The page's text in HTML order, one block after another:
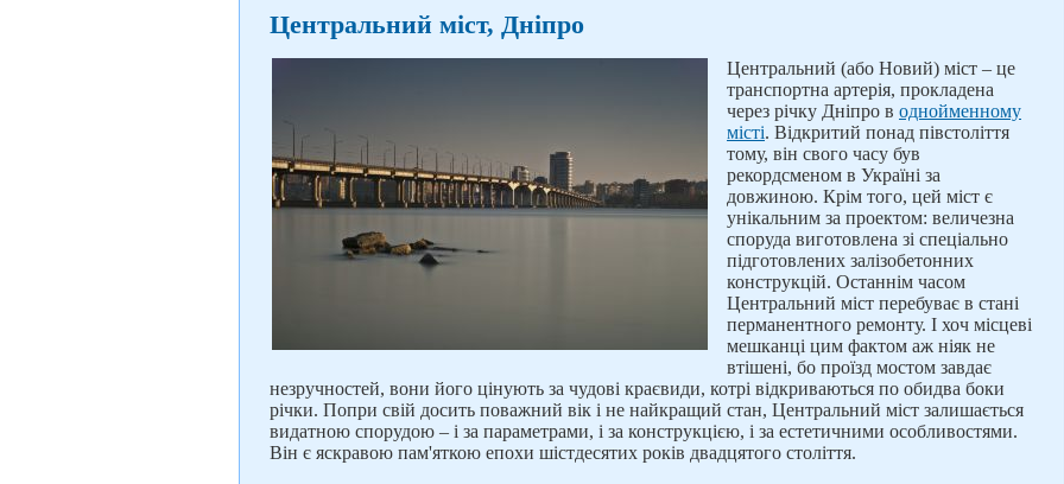
Центральний міст, Дніпро
Центральний (або Новий) міст – це
транспортна артерія, прокладена
через річку Дніпро в однойменному
місті. Відкритий понад півстоліття
тому, він свого часу був
рекордсменом в Україні за
довжиною. Крім того, цей міст є
унікальним за проектом: величезна
споруда виготовлена зі спеціально
підготовлених залізобетонних
конструкцій. Останнім часом
Центральний міст перебуває в стані
перманентного ремонту. І хоч місцеві
мешканці цим фактом аж ніяк не
втішені, бо проїзд мостом завдає
незручностей, вони його цінують за чудові краєвиди, котрі відкриваються по обидва боки
річки. Попри свій досить поважний вік і не найкращий стан, Центральний міст залишається
видатною спорудою – і за параметрами, і за конструкцією, і за естетичними особливостями.
Він є яскравою пам'яткою епохи шістдесятих років двадцятого століття.